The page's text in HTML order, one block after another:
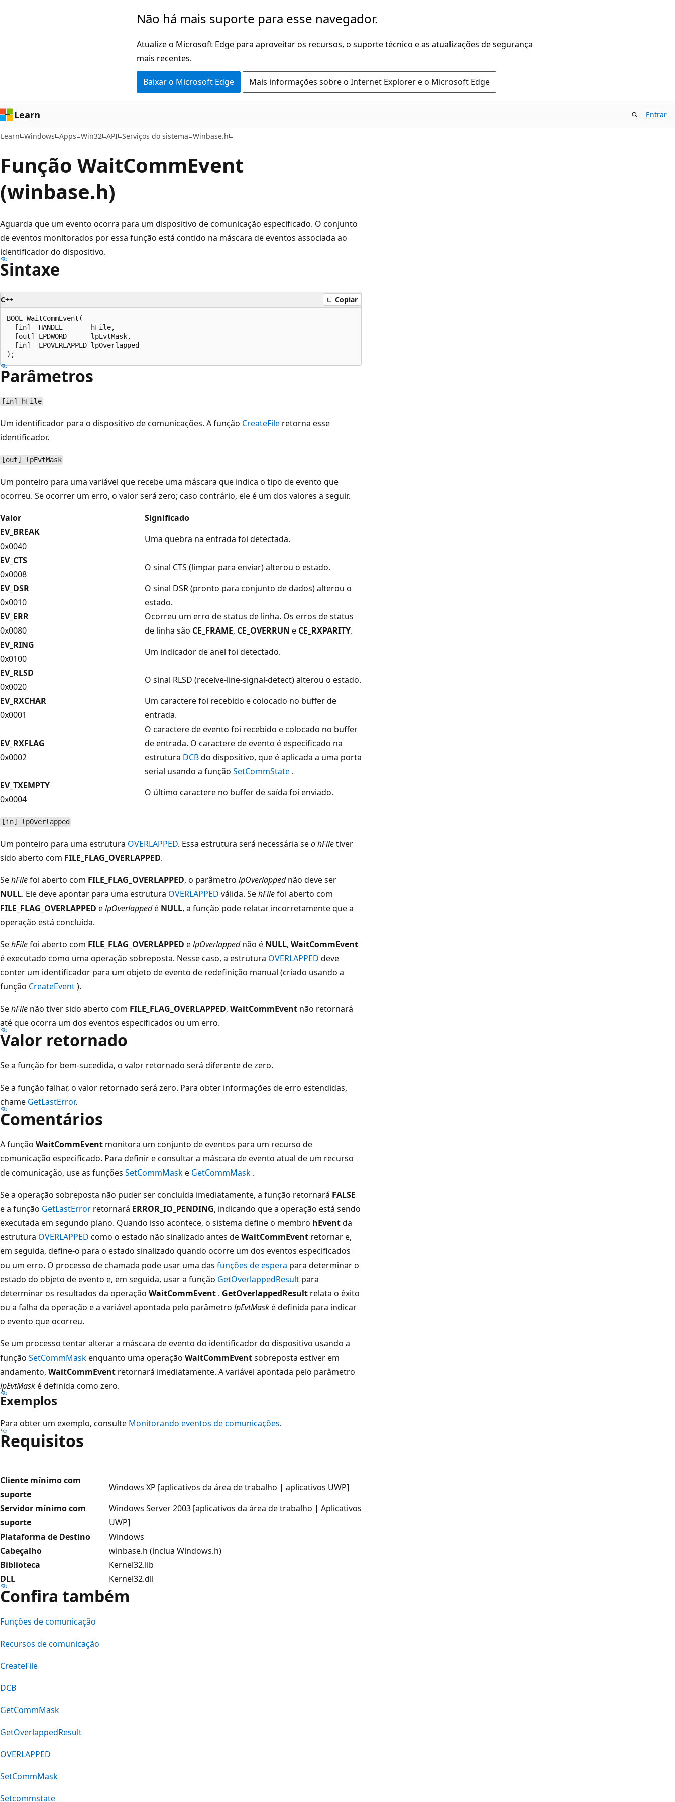
Não há mais suporte para esse navegador.
Atualize o Microsoft Edge para aproveitar os recursos, o suporte técnico e as atualizações de segurança
mais recentes.
Baixar o Microsoft Edge Mais informações sobre o Internet Explorer e o Microsoft Edge
Learn Entrar
Learn Windows Apps Win32 API Serviços do sistema Winbase.h
Função WaitCommEvent
(winbase.h)
Aguarda que um evento ocorra para um dispositivo de comunicação especificado. O conjunto
de eventos monitorados por essa função está contido na máscara de eventos associada ao
identificador do dispositivo.
Sintaxe
C++ Copiar
BOOL WaitCommEvent(
  [in]  HANDLE       hFile,
  [out] LPDWORD      lpEvtMask,
  [in]  LPOVERLAPPED lpOverlapped
Parâmetros
[in] hFile
Um identificador para o dispositivo de comunicações. A função CreateFile retorna esse
identificador.
[out] lpEvtMask
Um ponteiro para uma variável que recebe uma máscara que indica o tipo de evento que
ocorreu. Se ocorrer um erro, o valor será zero; caso contrário, ele é um dos valores a seguir.
Valor
Significado
EV_BREAK
0x0040
Uma quebra na entrada foi detectada.
EV_CTS
0x0008
O sinal CTS (limpar para enviar) alterou o estado.
EV_DSR
0x0010
O sinal DSR (pronto para conjunto de dados) alterou o
estado.
EV_ERR
0x0080
Ocorreu um erro de status de linha. Os erros de status
de linha são CE_FRAME, CE_OVERRUN e CE_RXPARITY.
EV_RING
0x0100
Um indicador de anel foi detectado.
EV_RLSD
0x0020
O sinal RLSD (receive-line-signal-detect) alterou o estado.
EV_RXCHAR
0x0001
Um caractere foi recebido e colocado no buffer de
entrada.
EV_RXFLAG
0x0002
O caractere de evento foi recebido e colocado no buffer
de entrada. O caractere de evento é especificado na
estrutura DCBdo dispositivo, que é aplicada a uma porta
serial usando a função SetCommState .
EV_TXEMPTY
0x0004
O último caractere no buffer de saída foi enviado.
[in] lpOverlapped
Um ponteiro para uma estrutura OVERLAPPED. Essa estrutura será necessária seo hFiletiver
sido aberto com FILE_FLAG_OVERLAPPED.
SehFilefoi aberto com FILE_FLAG_OVERLAPPED, o parâmetro lpOverlappednão deve ser
NULL. Ele deve apontar para uma estrutura OVERLAPPED válida. SehFilefoi aberto com
FILE_FLAG_OVERLAPPED elpOverlappedé NULL, a função pode relatar incorretamente que a
operação está concluída.
SehFilefoi aberto com FILE_FLAG_OVERLAPPED elpOverlappednão é NULL, WaitCommEvent
é executado como uma operação sobreposta. Nesse caso, a estrutura OVERLAPPED deve
conter um identificador para um objeto de evento de redefinição manual (criado usando a
função CreateEvent).
SehFile não tiver sido aberto com FILE_FLAG_OVERLAPPED, WaitCommEvent não retornará
até que ocorra um dos eventos especificados ou um erro.
Valor retornado
Se a função for bem-sucedida, o valor retornado será diferente de zero.
Se a função falhar, o valor retornado será zero. Para obter informações de erro estendidas,
chame GetLastError.
Comentários
A função WaitCommEvent monitora um conjunto de eventos para um recurso de
comunicação especificado. Para definir e consultar a máscara de evento atual de um recurso
de comunicação, use as funções SetCommMaske GetCommMask .
Se a operação sobreposta não puder ser concluída imediatamente, a função retornará FALSE
e a função GetLastError retornará ERROR_IO_PENDING, indicando que a operação está sendo
executada em segundo plano. Quando isso acontece, o sistema define o membro hEventda
estrutura OVERLAPPED como o estado não sinalizado antes deWaitCommEvent retornar e,
em seguida, define-o para o estado sinalizado quando ocorre um dos eventos especificados
ou um erro. O processo de chamada pode usar uma das funções de espera para determinar o
estado do objeto de evento e, em seguida, usar a função GetOverlappedResult para
determinar os resultados da operação WaitCommEvent . GetOverlappedResult relata o êxito
ou a falha da operação e a variável apontada pelo parâmetro lpEvtMaské definida para indicar
o evento que ocorreu.
Se um processo tentar alterar a máscara de evento do identificador do dispositivo usando a
função SetCommMaskenquanto uma operação WaitCommEventsobreposta estiver em
andamento, WaitCommEvent retornará imediatamente. A variável apontada pelo parâmetro
lpEvtMaské definida como zero.
Exemplos
Para obter um exemplo, consulte Monitorando eventos de comunicações.
Requisitos
Cliente mínimo com
suporte
Windows XP [aplicativos da área de trabalho | aplicativos UWP]
Servidor mínimo com
suporte
Windows Server 2003 [aplicativos da área de trabalho | Aplicativos
UWP]
Plataforma de Destino
Windows
Cabeçalho
winbase.h (inclua Windows.h)
Biblioteca
Kernel32.lib
DLL
Kernel32.dll
Confira também
Funções de comunicação
Recursos de comunicação
CreateFile
DCB
GetCommMask
GetOverlappedResult
OVERLAPPED
SetCommMask
Setcommstate